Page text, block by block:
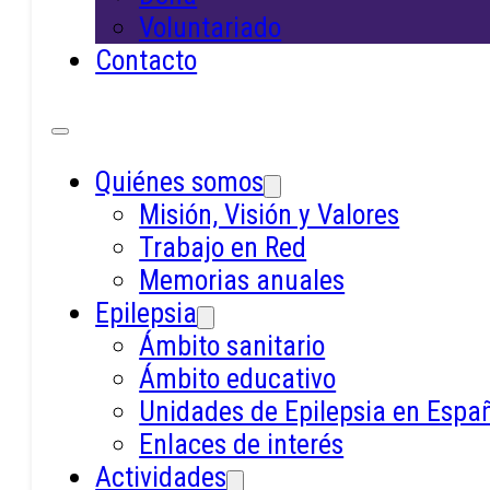
Voluntariado
Contacto
Quiénes somos
Misión, Visión y Valores
Trabajo en Red
Memorias anuales
Epilepsia
Ámbito sanitario
Ámbito educativo
Unidades de Epilepsia en
Enlaces de interés
Actividades
epilepsia — por
especialistas